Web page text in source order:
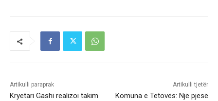
Artikulli paraprak
Kryetari Gashi realizoi takim
Artikulli tjetër
Komuna e Tetovës: Një pjesë